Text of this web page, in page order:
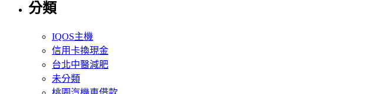
分類
IQOS主機
信用卡換現金
台北中醫減肥
未分類